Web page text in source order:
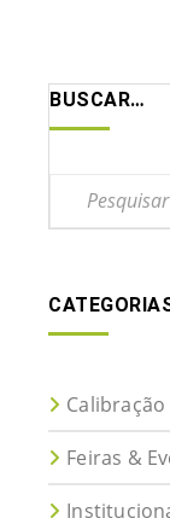
BUSCAR…
Calibração
Feiras &